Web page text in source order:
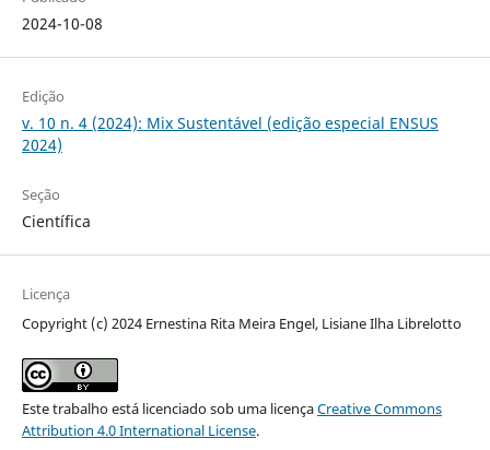
2024-10-08
Edição
v. 10 n. 4 (2024): Mix Sustentável (edição especial ENSUS
2024)
Seção
Científica
Licença
Copyright (c) 2024 Ernestina Rita Meira Engel, Lisiane Ilha Librelotto
Este trabalho está licenciado sob uma licençaCreative Commons
Attribution 4.0 International License.